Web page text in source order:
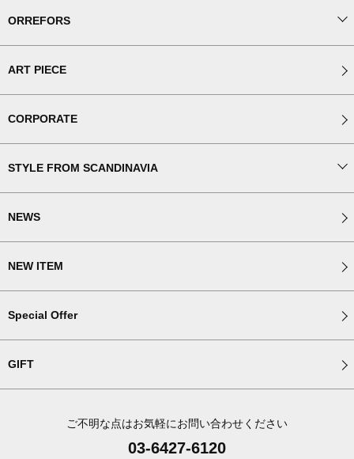
ORREFORS
ART PIECE
CORPORATE
STYLE FROM SCANDINAVIA
NEWS
NEW ITEM
Special Offer
GIFT
ご不明な点はお気軽にお問い合わせください
03-6427-6120